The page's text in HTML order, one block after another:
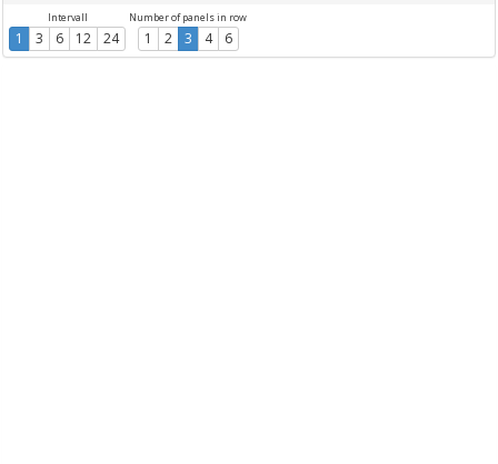
Intervall
1 3 6 12 24
Number of panels in row
1 2 3 4 6